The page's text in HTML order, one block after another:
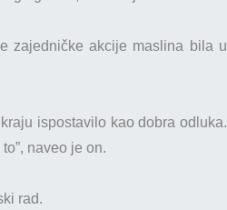
zajedničke akcije maslina bila u
ispostavilo kao dobra odluka.
naveo je on.
rad.